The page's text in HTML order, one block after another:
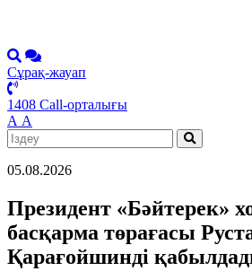
Сұрақ-жауап
1408 Call-орталығы
А А
05.08.2026
Президент «Бәйтерек»
басқарма төрағасы
Қарағойшинді